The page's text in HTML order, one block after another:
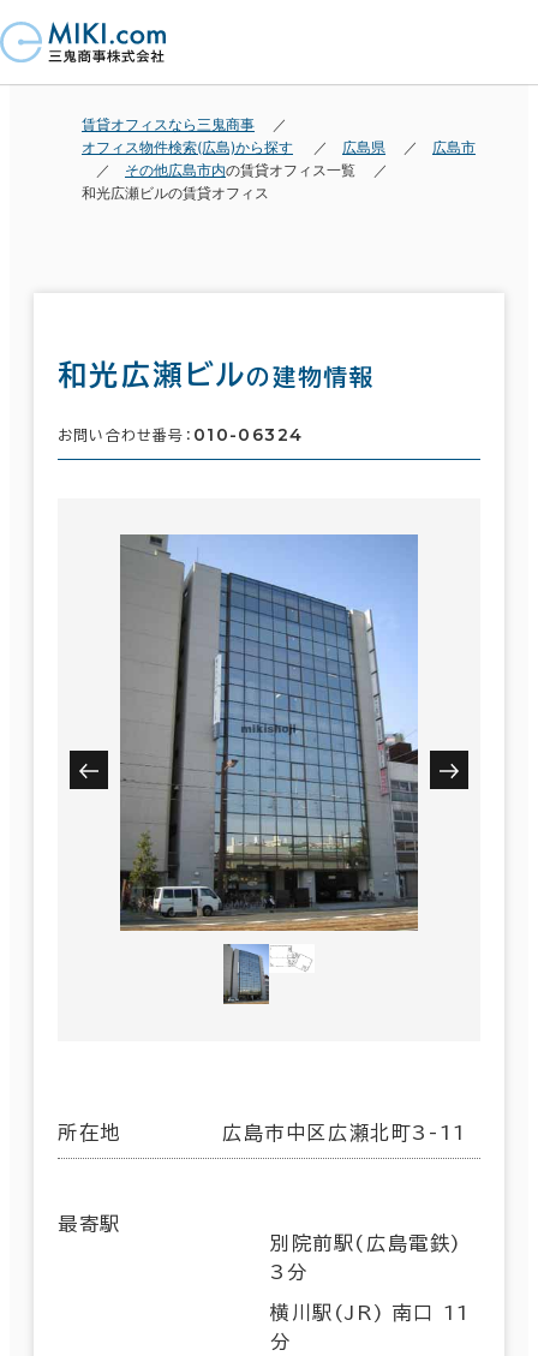
賃貸オフィスなら三鬼商事
オフィス物件検索(広島)から探す
広島県
広島市
その他広島市内の賃貸オフィス一覧
和光広瀬ビルの賃貸オフィス
和光広瀬ビルの建物情報
お問い合わせ番号： 010-06324
所在地 広島市中区広瀬北町3-11
最寄駅
別院前駅(広島電鉄)
3分
横川駅(JR) 南口 11
分